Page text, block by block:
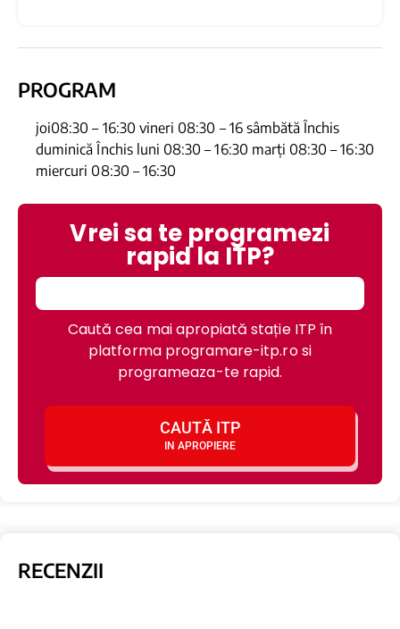
PROGRAM
joi08:30 – 16:30 vineri 08:30 – 16 sâmbătă Închis
duminică Închis luni 08:30 – 16:30 marți 08:30 – 16:30
miercuri 08:30 – 16:30
Vrei sa te programezi
rapid la ITP?
Caută cea mai apropiată stație ITP în
platforma programare-itp.ro si
programeaza-te rapid.
CAUTĂ ITP
IN APROPIERE
RECENZII